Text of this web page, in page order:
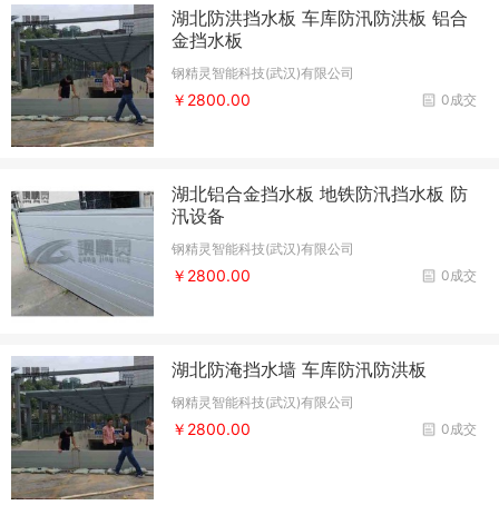
湖北防洪挡水板 车库防汛防洪板 铝合
金挡水板
钢精灵智能科技(武汉)有限公司
0成交
￥2800.00
湖北铝合金挡水板 地铁防汛挡水板 防
汛设备
钢精灵智能科技(武汉)有限公司
0成交
￥2800.00
湖北防淹挡水墙 车库防汛防洪板
钢精灵智能科技(武汉)有限公司
0成交
￥2800.00